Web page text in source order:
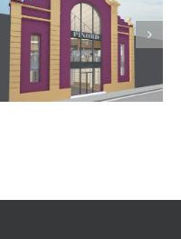
Caves Portell,
nova bodega